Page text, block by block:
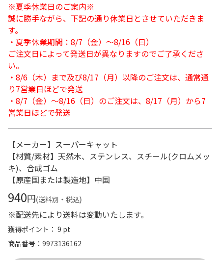
※夏季休業日のご案内※
誠に勝手ながら、下記の通り休業日とさせていただきま
す。
・夏季休業期間：8/7（金）～8/16（日）
ご注文日によって発送日が異なりますのでご了承くださ
い。
・8/6（木）まで及び8/17（月）以降のご注文は、通常通
り7営業日ほどで発送
・8/7（金）～8/16（日）のご注文は、8/17（月）から7
営業日ほどで発送
【メーカー】スーパーキャット
【材質/素材】天然木、ステンレス、スチール(クロムメッ
キ)、合成ゴム
【原産国または製造地】中国
940円(送料別・税込)
※配送先により送料は変動いたします。
獲得ポイント： 9 pt
商品番号
9973136162